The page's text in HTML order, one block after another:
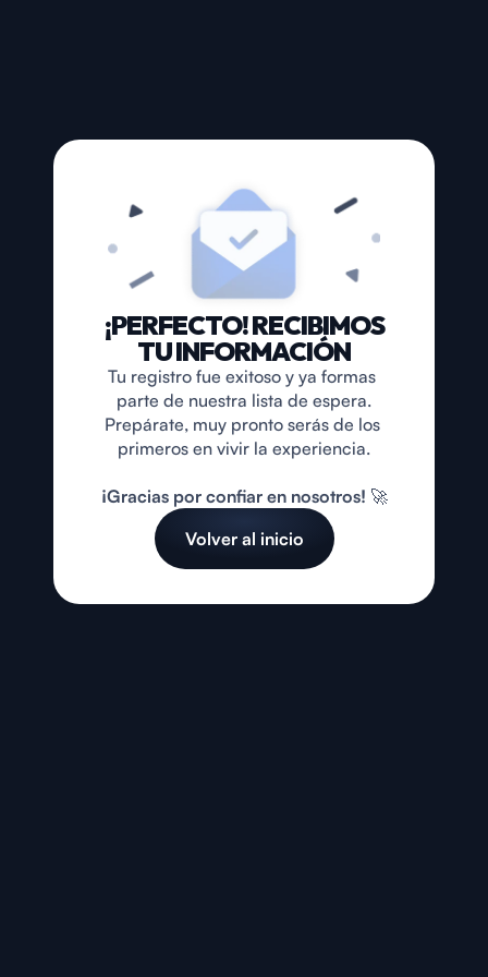
¡PERFECTO! RECIBIMOS
TU INFORMACIÓN
Tu registro fue exitoso y ya formas
parte de nuestra lista de espera.
Prepárate, muy pronto serás de los
primeros en vivir la experiencia.
¡Gracias por confiar en nosotros! 🚀
Volver al inicio